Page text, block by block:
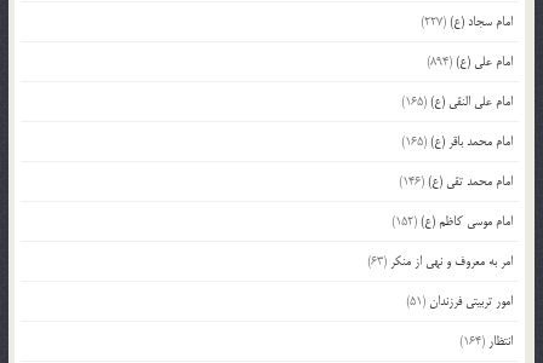
امام سجاد (ع)(227)
امام علی (ع)(894)
امام علی النقی (ع)(165)
امام محمد باقر (ع)(165)
امام محمد تقی (ع)(146)
امام موسی کاظم (ع)(152)
امر به معروف و نهی از منکر (63)
امور تربیتی فرزندان(51)
انتظار (164)